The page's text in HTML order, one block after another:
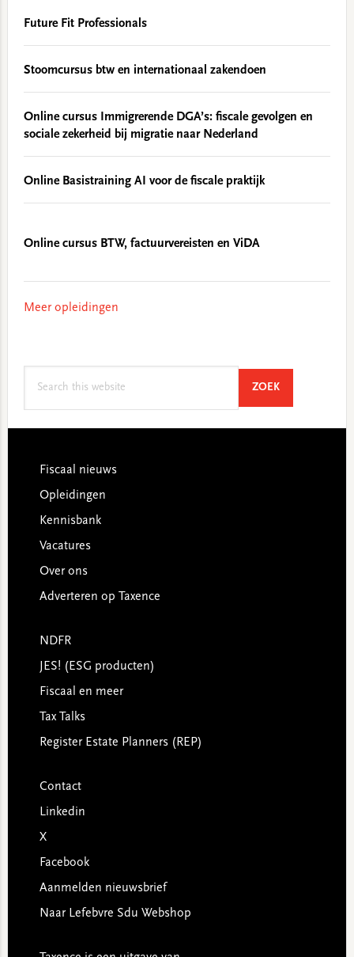
Future Fit Professionals
Stoomcursus btw en internationaal zakendoen
Online cursus Immigrerende DGA’s: fiscale gevolgen en
sociale zekerheid bij migratie naar Nederland
Online Basistraining AI voor de fiscale praktijk
Online cursus BTW, factuurvereisten en ViDA
Meer opleidingen
ZOEKSEARCH
Footer
Fiscaal nieuws
Opleidingen
Kennisbank
Vacatures
Over ons
Adverteren op Taxence
NDFR
JES! (ESG producten)
Fiscaal en meer
Tax Talks
Register Estate Planners (REP)
Contact
Linkedin
X
Facebook
Aanmelden nieuwsbrief
Naar Lefebvre Sdu Webshop